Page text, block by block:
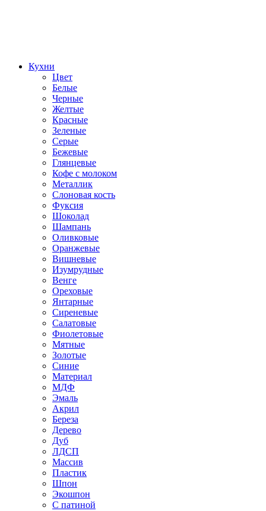
Кухни
Цвет
Белые
Черные
Желтые
Красные
Зеленые
Серые
Бежевые
Глянцевые
Кофе с молоком
Металлик
Слоновая кость
Фуксия
Шоколад
Шампань
Оливковые
Оранжевые
Вишневые
Изумрудные
Венге
Ореховые
Янтарные
Сиреневые
Салатовые
Фиолетовые
Мятные
Золотые
Синие
Материал
МДФ
Эмаль
Акрил
Береза
Дерево
Дуб
ЛДСП
Массив
Пластик
Шпон
Экошпон
С патиной